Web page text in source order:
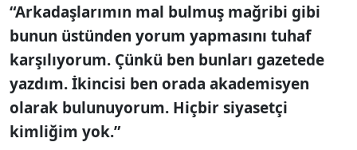
“Arkadaşlarımın mal bulmuş mağribi gibi
bunun üstünden yorum yapmasını tuhaf
karşılıyorum. Çünkü ben bunları gazetede
yazdım. İkincisi ben orada akademisyen
olarak bulunuyorum. Hiçbir siyasetçi
kimliğim yok.”